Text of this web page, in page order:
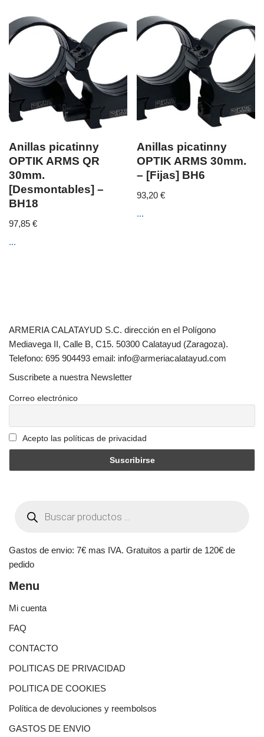
Anillas picatinny
OPTIK ARMS QR
30mm.
[Desmontables] –
BH18
97,85 €
...
Anillas picatinny
OPTIK ARMS 30mm.
– [Fijas] BH6
93,20€
...
ARMERIA CALATAYUD S.C. dirección en el Polígono
Mediavega II, Calle B, C15. 50300 Calatayud (Zaragoza).
Telefono: 695 904493 email: info@armeriacalatayud.com
Suscribete a nuestra Newsletter
Correo electrónico
Acepto las políticas de privacidad
Gastos de envio: 7€ mas IVA. Gratuitos a partir de 120€ de
pedido
Menu
Mi cuenta
FAQ
CONTACTO
POLITICAS DE PRIVACIDAD
POLITICA DE COOKIES
Política de devoluciones y reembolsos
GASTOS DE ENVIO